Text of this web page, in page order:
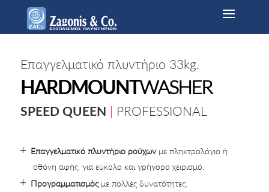
Επαγγελματικό πλυντήριο 33kg.
HARDMOUNTWASHER
SPEED QUEEN | PROFESSIONAL
Επαγγελματικό πλυντήριο ρούχων με πληκτρολόγιο ή
οθόνη αφής, για εύκολο και γρήγορο χειρισμό.
Προγραμματισμόςμε πολλές δυνατότητες.